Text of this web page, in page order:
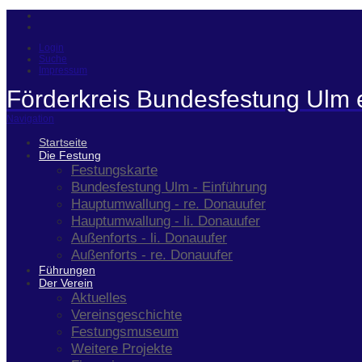
Login
Suche
Impressum
Förderkreis Bundesfestung Ulm
Navigation
Startseite
Die Festung
Festungskarte
Bundesfestung Ulm - Einführung
Hauptumwallung - re. Donauufer
Hauptumwallung - li. Donauufer
Außenforts - li. Donauufer
Außenforts - re. Donauufer
Führungen
Der Verein
Aktuelles
Vereinsgeschichte
Festungsmuseum
Weitere Projekte